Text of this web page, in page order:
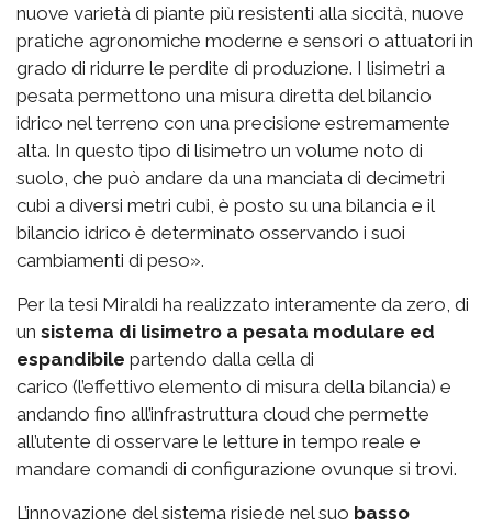
nuove varietà di piante più resistenti alla siccità, nuove
pratiche agronomiche moderne e sensori o attuatori in
grado di ridurre le perdite di produzione. I lisimetri a
pesata permettono una misura diretta del bilancio
idrico nel terreno con una precisione estremamente
alta. In questo tipo di lisimetro un volume noto di
suolo, che può andare da una manciata di decimetri
cubi a diversi metri cubi, è posto su una bilancia e il
bilancio idrico è determinato osservando i suoi
cambiamenti di peso».
Per la tesi Miraldi ha realizzato interamente da zero, di
un sistema di lisimetro a pesata modulare ed
espandibile partendo dalla cella di
carico (l’effettivo elemento di misura della bilancia) e
andando fino all’infrastruttura cloud che permette
all’utente di osservare le letture in tempo reale e
mandare comandi di configurazione ovunque si trovi.
L’innovazione del sistema risiede nel suo basso